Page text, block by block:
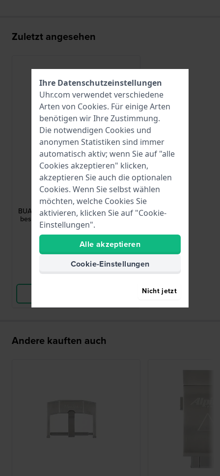
Zuletzt angesehen
Alpina
BUAL-28AVRUBBERBLK-BLK
BUAL-28AVRUBBERBLK-BLK Schwarz
beschichtete Stahlstiftschließe 18mm
62,00 €
● Auf Lager
Vergleichen
Andere kauften auch
Ihre Datenschutzeinstellungen
Uhr.com verwendet verschiedene
Arten von Cookies. Für einige Arten
benötigen wir Ihre Zustimmung.
Die notwendigen Cookies und
anonymen Statistiken sind immer
automatisch aktiv; wenn Sie auf "alle
Cookies akzeptieren" klicken,
akzeptieren Sie auch die optionalen
Cookies. Wenn Sie selbst wählen
möchten, welche Cookies Sie
aktivieren, klicken Sie auf "Cookie-
Einstellungen".
Alle akzeptieren
Cookie-Einstellungen
Nicht jetzt